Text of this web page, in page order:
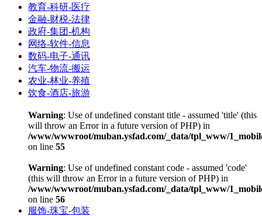
教育-科研-医疗
金融-财税-法律
政府-集团-机构
网络-软件-信息
数码-电子-通讯
汽车-物流-搬运
农业-林业-养殖
饮食-酒店-旅游
Warning: Use of undefined constant title - assumed 'title' (this
will throw an Error in a future version of PHP) in
/www/wwwroot/muban.ysfad.com/_data/tpl_www/
on line 55
Warning: Use of undefined constant code - assumed 'code'
(this will throw an Error in a future version of PHP) in
/www/wwwroot/muban.ysfad.com/_data/tpl_www/
on line 56
服饰-珠宝-包装